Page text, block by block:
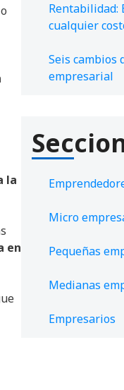
la
en
Rentabilidad:
cualquier
Seis cambios
empresarial
Micro
Pequeñas
Medianas
Empresarios